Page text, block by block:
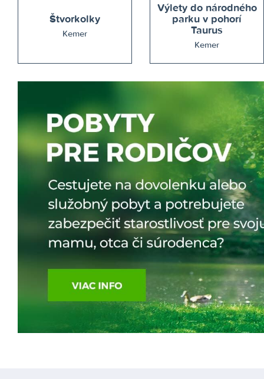
Štvorkolky
Kemer
Výlety do národného
parku v pohorí
Taurus
Kemer